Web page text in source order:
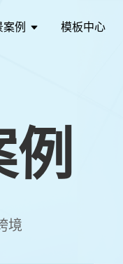
案例 模板中心
境